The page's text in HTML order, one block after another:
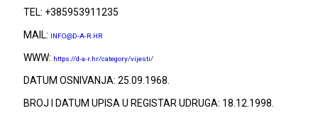
TEL: +385953911235
MAIL: INFO@D-A-R.HR
WWW: https://d-a-r.hr/category/vijesti/
DATUM OSNIVANJA: 25.09.1968.
BROJ I DATUM UPISA U REGISTAR UDRUGA: 18.12.1998.